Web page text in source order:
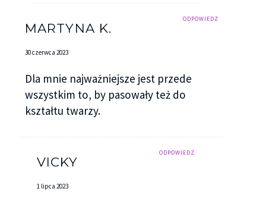
ODPOWIEDZ
MARTYNA K.
30 czerwca 2023
Dla mnie najważniejsze jest przede
wszystkim to, by pasowały też do
kształtu twarzy.
ODPOWIEDZ
VICKY
1 lipca 2023